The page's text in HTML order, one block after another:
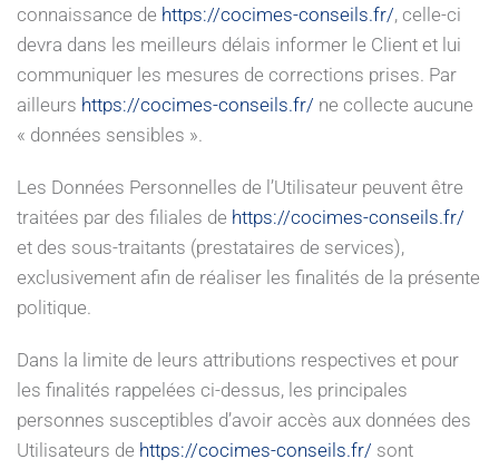
connaissance de https://cocimes-conseils.fr/, celle-ci
devra dans les meilleurs délais informer le Client et lui
communiquer les mesures de corrections prises. Par
ailleurs https://cocimes-conseils.fr/ ne collecte aucune
« données sensibles ».
Les Données Personnelles de l’Utilisateur peuvent être
traitées par des filiales de https://cocimes-conseils.fr/
et des sous-traitants (prestataires de services),
exclusivement afin de réaliser les finalités de la présente
politique.
Dans la limite de leurs attributions respectives et pour
les finalités rappelées ci-dessus, les principales
personnes susceptibles d’avoir accès aux données des
Utilisateurs de https://cocimes-conseils.fr/ sont